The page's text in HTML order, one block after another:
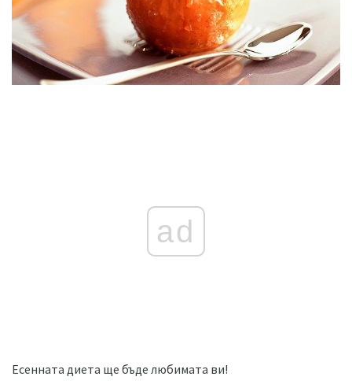
ad
Есенната диета ще бъде любимата ви!